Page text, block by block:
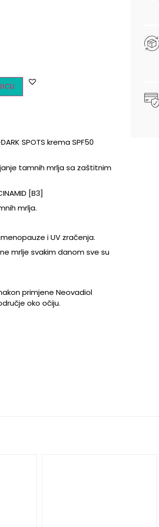
SPOTS krema SPF50
tamnih mrlja sa zaštitnim
[B3]
mrlja.
i UV zračenja.
mrlje svakim danom sve su
primjene Neovadiol
oko očiju.